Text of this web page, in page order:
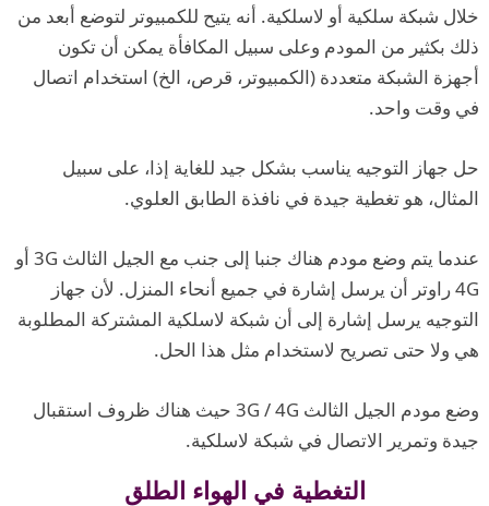
خلال شبكة سلكية أو لاسلكية. أنه يتيح للكمبيوتر لتوضع أبعد من
ذلك بكثير من المودم وعلى سبيل المكافأة يمكن أن تكون
أجهزة الشبكة متعددة (الكمبيوتر، قرص، الخ) استخدام اتصال
في وقت واحد.
حل جهاز التوجيه يناسب بشكل جيد للغاية إذا، على سبيل
المثال، هو تغطية جيدة في نافذة الطابق العلوي.
عندما يتم وضع مودم هناك جنبا إلى جنب مع الجيل الثالث 3G أو
4G راوتر أن يرسل إشارة في جميع أنحاء المنزل. لأن جهاز
التوجيه يرسل إشارة إلى أن شبكة لاسلكية المشتركة المطلوبة
هي ولا حتى تصريح لاستخدام مثل هذا الحل.
وضع مودم الجيل الثالث 3G / 4G حيث هناك ظروف استقبال
جيدة وتمرير الاتصال في شبكة لاسلكية.
التغطية في الهواء الطلق